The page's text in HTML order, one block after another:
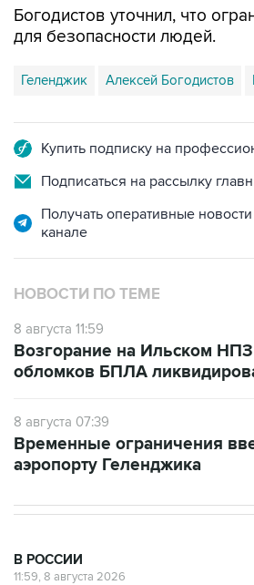
Богодистов уточнил, что
для безопасности людей.
Геленджик Алексей Богодистов
Купить подписку на
Подписаться на рассылку
Получать оперативные
канале
НОВОСТИ ПО ТЕМЕ
8 августа 11:59
Возгорание на Ильском
обломков БПЛА
8 августа 07:39
Временные ограничения
аэропорту Геленджика
В РОССИИ
11:59, 8 августа 2026